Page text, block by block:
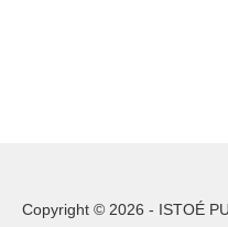
Copyright © 2026 - ISTOÉ